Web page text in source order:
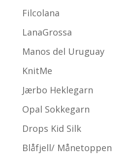
Filcolana
LanaGrossa
Manos del Uruguay
KnitMe
Jærbo Heklegarn
Opal Sokkegarn
Drops Kid Silk
Blåfjell/ Månetoppen